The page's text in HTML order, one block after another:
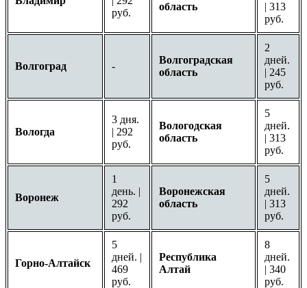
руб.
область
| 313
руб.
Волгоград -
Волгоградская
область
2
дней.
| 245
руб.
Вологда
3 дня.
| 292
руб.
Вологодская
область
5
дней.
| 313
руб.
Воронеж
1
день. |
292
руб.
Воронежская
область
5
дней.
| 313
руб.
Горно-Алтайск
5
дней. |
469
руб.
Республика
Алтай
8
дней.
| 340
руб.